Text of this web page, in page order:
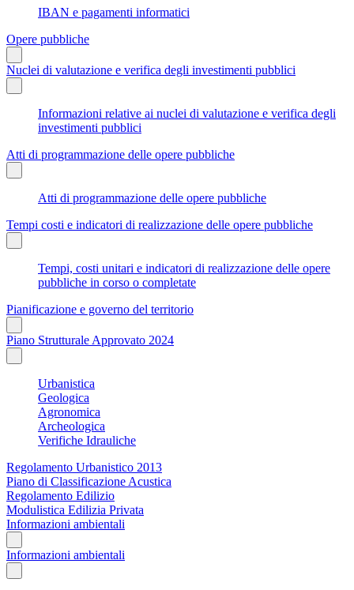
IBAN e pagamenti informatici
Opere pubbliche
Nuclei di valutazione e verifica degli investimenti pubblici
Informazioni relative ai nuclei di valutazione e verifica degli
investimenti pubblici
Atti di programmazione delle opere pubbliche
Atti di programmazione delle opere pubbliche
Tempi costi e indicatori di realizzazione delle opere pubbliche
Tempi, costi unitari e indicatori di realizzazione delle opere
pubbliche in corso o completate
Pianificazione e governo del territorio
Piano Strutturale Approvato 2024
Urbanistica
Geologica
Agronomica
Archeologica
Verifiche Idrauliche
Regolamento Urbanistico 2013
Piano di Classificazione Acustica
Regolamento Edilizio
Modulistica Edilizia Privata
Informazioni ambientali
Informazioni ambientali